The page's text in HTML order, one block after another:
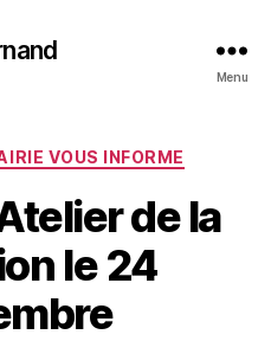
Menu
Catégories
VOUS INFORME
de la
le 24